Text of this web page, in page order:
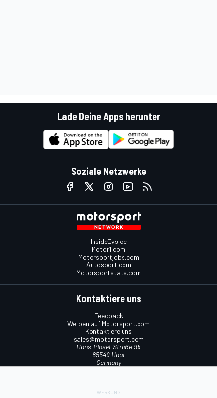
Lade Deine Apps herunter
Soziale Netzwerke
InsideEvs.de
Motor1.com
Motorsportjobs.com
Autosport.com
Motorsportstats.com
Kontaktiere uns
Feedback
Werben auf Motorsport.com
Kontaktiere uns
sales@motorsport.com
Hans-Pinsel-Straße 9b
85540 Haar
Germany
Utiq verwalten